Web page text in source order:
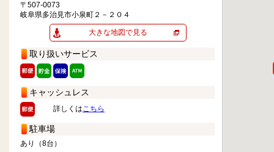
〒507-0073
岐阜県多治見市小泉町２－２０４
大きな地図で見る
取り扱いサービス
キャッシュレス
詳しくはこちら
駐車場
あり（8台）